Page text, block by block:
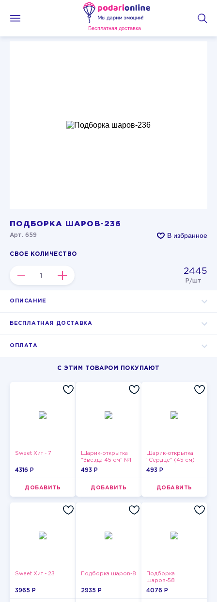
Бесплатная доставка
ПОДБОРКА ШАРОВ-236
Арт. 659 В избранное
СВОЕ КОЛИЧЕСТВО
– + 2445
Р/шт
ОПИСАНИЕ
БЕСПЛАТНАЯ ДОСТАВКА
ОПЛАТА
С ЭТИМ ТОВАРОМ ПОКУПАЮТ
Sweet Хит - 7
4316 P
ДОБАВИТЬ
Шарик-открытка
"Звезда 45 см" №1
493 P
ДОБАВИТЬ
Шарик-открытка
"Сердце" (45 см) -
2
493 P
ДОБАВИТЬ
Sweet Хит - 23
3965 P
Подборка шаров-8
2935 P
Подборка
шаров-58
4076 P